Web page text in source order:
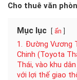
Cho thuê văn
Mục lục ẩn
1. Đường Vương
Chinh (Toyota
Thái, vào khu
với lợi thế giao